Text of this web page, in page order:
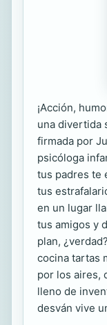
¡Acción,
una divertida
firmada por
psicóloga
tus padres te
tus
en un lugar
tus amigos y
plan,
cocina tartas
por los aires,
lleno de
desván vive